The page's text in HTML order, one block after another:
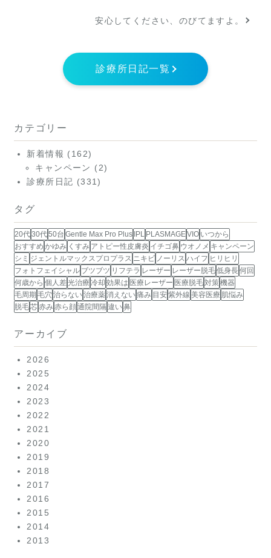
安心してください、のびてますよ。
診療所日記一覧
カテゴリー
新着情報 (162)
キャンペーン (2)
診療所日記 (331)
タグ
20代30代50台 Gentle Max Pro Plus IPL PLASMAGEVIO いつから
おすすめ かゆみ くすみ アトピー性皮膚炎 イチゴ鼻 ウオノメ キャンペーン
シミ ジェントルマックスプロプラス ニキビ ノーリス ハイフ ヒリヒリ
フォトフェイシャル ブツブツ リフテラ レーザー レーザー脱毛低身長何回
何歳から 個人差光治療 冷却 効果は 医療レーザー 医療脱毛対策機器
毛周期 毛穴 治らない治療薬消えない痛み 目安紫外線 美容医療 肌悩み
脱毛芯赤み赤ら顔通院間隔 違い鼻
アーカイブ
2026
2025
2024
2023
2022
2021
2020
2019
2018
2017
2016
2015
2014
2013